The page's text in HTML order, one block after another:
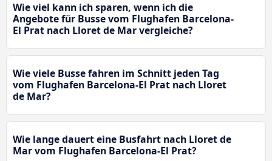
Wie viel kann ich sparen, wenn ich die
Angebote für Busse vom Flughafen Barcelona-
El Prat nach Lloret de Mar vergleiche?
Wie viele Busse fahren im Schnitt jeden Tag
vom Flughafen Barcelona-El Prat nach Lloret
de Mar?
Wie lange dauert eine Busfahrt nach Lloret de
Mar vom Flughafen Barcelona-El Prat?